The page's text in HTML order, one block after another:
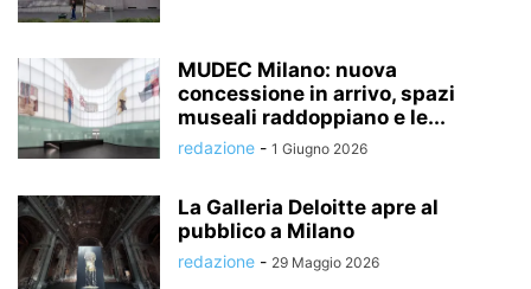
MUDEC Milano: nuova
concessione in arrivo, spazi
museali raddoppiano e le...
redazione - 1 Giugno 2026
La Galleria Deloitte apre al
pubblico a Milano
redazione - 29 Maggio 2026